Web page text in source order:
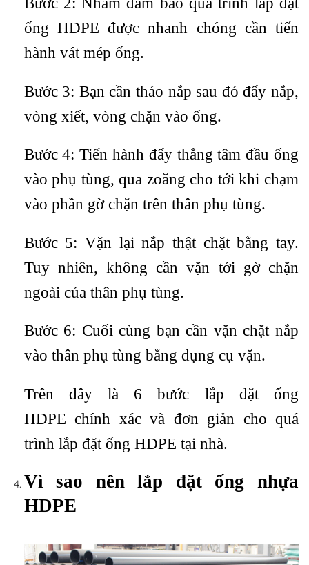
ống HDPE được nhanh chóng cần tiến
hành vát mép ống.
Bước 3: Bạn cần tháo nắp sau đó đẩy nắp,
vòng xiết, vòng chặn vào ống.
Bước 4: Tiến hành đẩy thẳng tâm đầu ống
vào phụ tùng, qua zoăng cho tới khi chạm
vào phần gờ chặn trên thân phụ tùng.
Bước 5: Vặn lại nắp thật chặt bằng tay.
Tuy nhiên, không cần vặn tới gờ chặn
ngoài của thân phụ tùng.
Bước 6: Cuối cùng bạn cần vặn chặt nắp
vào thân phụ tùng bằng dụng cụ vặn.
Trên đây là 6 bước lắp đặt ống
HDPE chính xác và đơn giản cho quá
trình lắp đặt ống HDPE tại nhà.
Vì sao nên lắp đặt ống nhựa
HDPE